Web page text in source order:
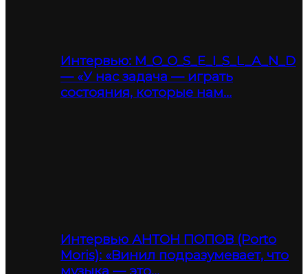
Интервью: M_O_O_S_E_I_S_L_A_N_D
— «У нас задача — играть
состояния, которые нам…
Интервью АНТОН ПОПОВ (Porto
Moris): «Винил подразумевает, что